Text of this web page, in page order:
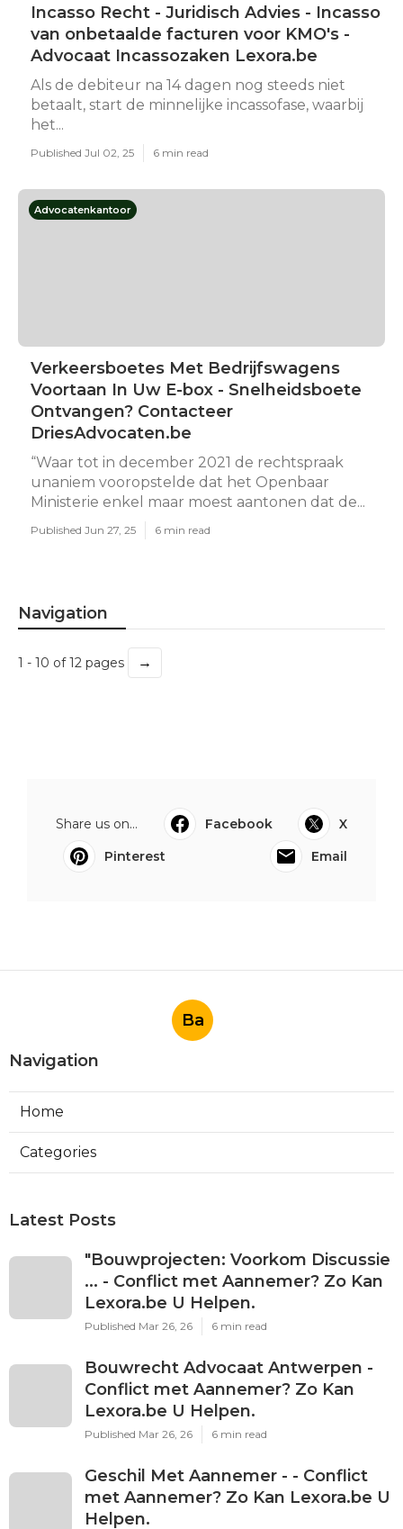
Incasso Recht - Juridisch Advies - Incasso
van onbetaalde facturen voor KMO's -
Advocaat Incassozaken Lexora.be
Als de debiteur na 14 dagen nog steeds niet
betaalt, start de minnelijke incassofase, waarbij
het...
Published Jul 02, 25 6 min read
Advocatenkantoor
Verkeersboetes Met Bedrijfswagens
Voortaan In Uw E-box - Snelheidsboete
Ontvangen? Contacteer
DriesAdvocaten.be
“Waar tot in december 2021 de rechtspraak
unaniem vooropstelde dat het Openbaar
Ministerie enkel maar moest aantonen dat de...
Published Jun 27, 25 6 min read
Navigation
1 - 10 of 12 pages →
Share us on... Facebook
X
Pinterest
Email
Ba
Navigation
Home
Categories
Latest Posts
"Bouwprojecten: Voorkom Discussie
... - Conflict met Aannemer? Zo Kan
Lexora.be U Helpen.
Published Mar 26, 26 6 min read
Bouwrecht Advocaat Antwerpen -
Conflict met Aannemer? Zo Kan
Lexora.be U Helpen.
Published Mar 26, 26 6 min read
Geschil Met Aannemer - - Conflict
met Aannemer? Zo Kan Lexora.be U
Helpen.